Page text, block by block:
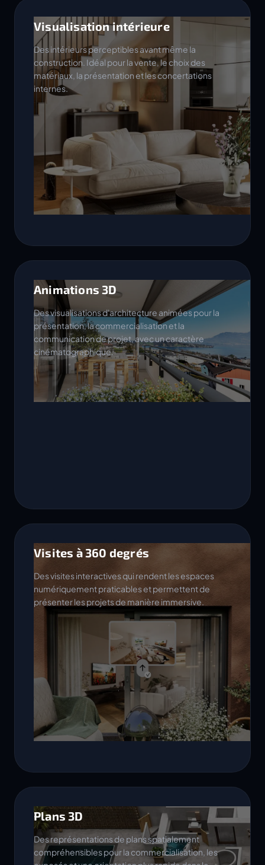
Visualisation intérieure
Des intérieurs perceptibles avant même la
construction. Idéal pour la vente, le choix des
matériaux, la présentation et les concertations
internes.
Animations 3D
Des visualisations d'architecture animées pour la
présentation, la commercialisation et la
communication de projet, avec un caractère
cinématographique.
Visites à 360 degrés
Des visites interactives qui rendent les espaces
numériquement praticables et permettent de
présenter les projets de manière immersive.
Plans 3D
Des représentations de plans spatialement
compréhensibles pour la commercialisation, les